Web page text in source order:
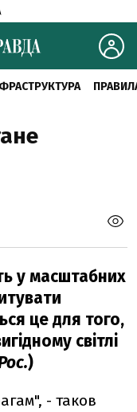
у масштабних
це для того,
світлі
)
- таков